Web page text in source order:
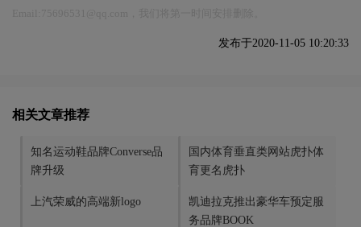
发布于2020-11-05 10:20:33
相关文章推荐
知名运动鞋品牌Converse品
牌升级
国内体育垂直类网站虎扑体
育更名虎扑
上汽荣威的高端新logo
凯迪拉克推出豪华车预定服
务品牌BOOK